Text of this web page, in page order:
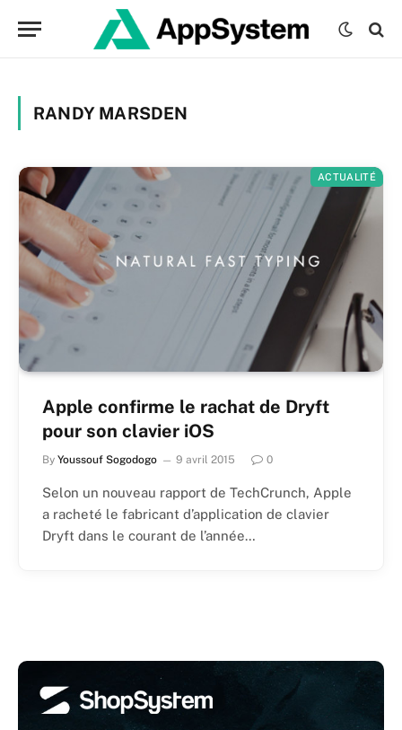
RANDY MARSDEN
ACTUALITÉ
Apple confirme le rachat de Dryft
pour son clavier iOS
By Youssouf Sogodogo 9 avril 2015 0
Selon un nouveau rapport de TechCrunch, Apple
a racheté le fabricant d’application de clavier
Dryft dans le courant de l’année…